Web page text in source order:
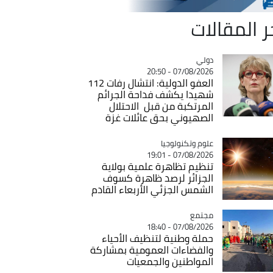
المقالات
Catégorie
دولي
07/08/2026 - 20:50
العفو الدولية: انتشال رفات 112
شهيدا يكشف فداحة الجرائم
المرتكبة من قبل الاحتلال
الصهيوني بحق عائلات غزة
Catégorie
علوم وتكنولوجيا
07/08/2026 - 19:01
تنظيم تظاهرة علمية بولاية
الجزائر لرصد ظاهرة كسوف
الشمس الجزئي الأربعاء القادم
Catégorie
مجتمع
07/08/2026 - 18:40
حملة وطنية لتنظيف الأحياء
والفضاءات العمومية بمشاركة
المواطنين والجمعيات